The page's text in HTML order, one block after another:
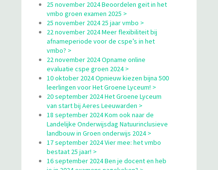
25 november 2024 Beoordelen geit in het
vmbo groen examen 2025 >
25 november 2024 25 jaar vmbo >
22 november 2024 Meer flexibiliteit bij
afnameperiode voor de cspe’s in het
vmbo? >
22 november 2024 Opname online
evaluatie cspe groen 2024 >
10 oktober 2024 Opnieuw kiezen bijna 500
leerlingen voor Het Groene Lyceum! >
20 september 2024 Het Groene Lyceum
van start bij Aeres Leeuwarden >
18 september 2024 Kom ook naar de
Landelijke Onderwijsdag Natuurinclusieve
landbouw in Groen onderwijs 2024 >
17 september 2024 Vier mee: het vmbo
bestaat 25 jaar! >
16 september 2024 Ben je docent en heb